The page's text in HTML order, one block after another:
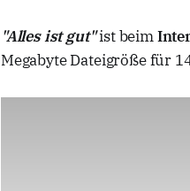
"Alles ist gut"ist beim
Megabyte Dateigröße für